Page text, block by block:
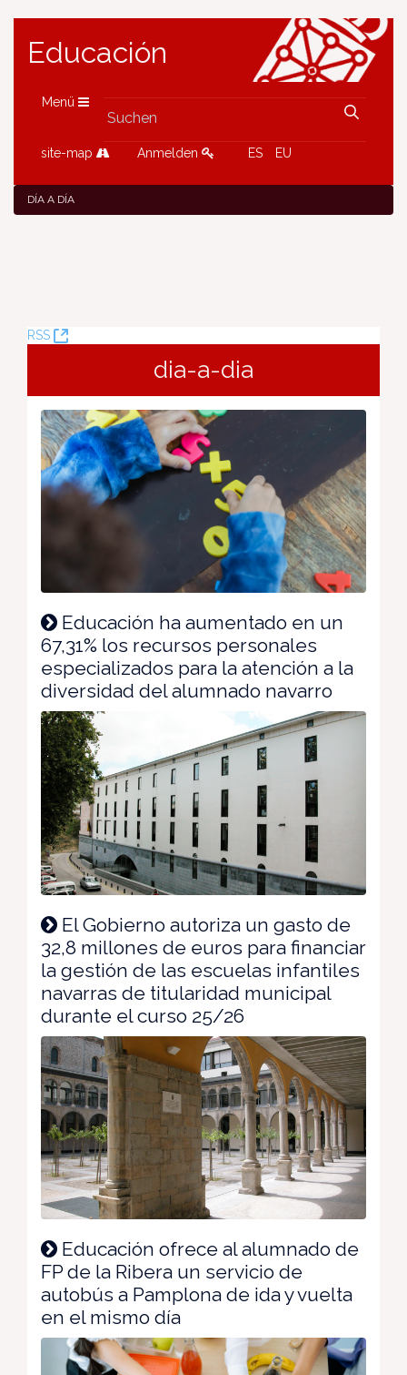
Educación
Menü
site-map Anmelden ES EU
DÍA A DÍA
RSS
(Öffnet
dia-a-dia
Educación ha aumentado en un
67,31% los recursos personales
especializados para la atención a la
diversidad del alumnado navarro
El Gobierno autoriza un gasto de
32,8 millones de euros para financiar
la gestión de las escuelas infantiles
navarras de titularidad municipal
durante el curso 25/26
Educación ofrece al alumnado de
FP de la Ribera un servicio de
autobús a Pamplona de ida y vuelta
en el mismo día